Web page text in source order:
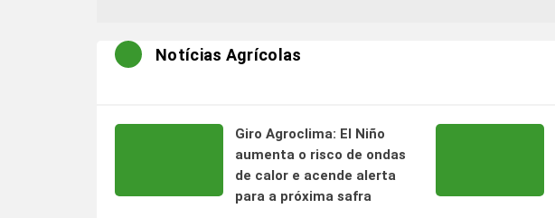
Notícias Agrícolas
Giro Agroclima: El Niño
aumenta o risco de ondas
de calor e acende alerta
para a próxima safra